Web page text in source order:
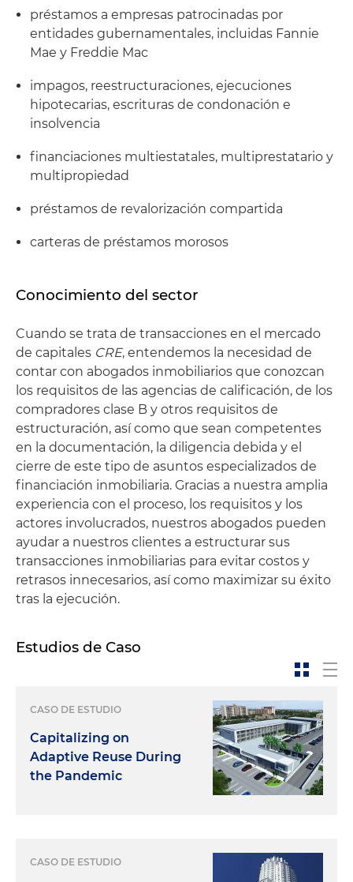
préstamos a empresas patrocinadas por
entidades gubernamentales, incluidas Fannie
Mae y Freddie Mac
impagos, reestructuraciones, ejecuciones
hipotecarias, escrituras de condonación e
insolvencia
financiaciones multiestatales, multiprestatario y
multipropiedad
préstamos de revalorización compartida
carteras de préstamos morosos
Conocimiento del sector
Cuando se trata de transacciones en el mercado
de capitales CRE, entendemos la necesidad de
contar con abogados inmobiliarios que conozcan
los requisitos de las agencias de calificación, de los
compradores clase B y otros requisitos de
estructuración, así como que sean competentes
en la documentación, la diligencia debida y el
cierre de este tipo de asuntos especializados de
financiación inmobiliaria. Gracias a nuestra amplia
experiencia con el proceso, los requisitos y los
actores involucrados, nuestros abogados pueden
ayudar a nuestros clientes a estructurar sus
transacciones inmobiliarias para evitar costos y
retrasos innecesarios, así como maximizar su éxito
tras la ejecución.
Estudios de Caso
CASO DE ESTUDIO
Capitalizing on
Adaptive Reuse During
the Pandemic
CASO DE ESTUDIO